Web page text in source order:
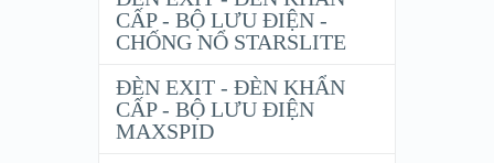
CẤP - BỘ LƯU ĐIỆN -
CHỐNG NỔ STARSLITE
ĐÈN EXIT - ĐÈN KHẨN
CẤP - BỘ LƯU ĐIỆN
MAXSPID